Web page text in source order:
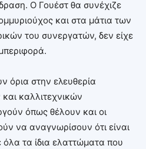
Ο Γουέστ θα συνέχιζε
και στα μάτια των
του συνεργατών, δεν είχε
όρια στην ελευθερία
καλλιτεχνικών
όπως θέλουν και οι
να αναγνωρίσουν ότι είναι
τα ίδια ελαττώματα που